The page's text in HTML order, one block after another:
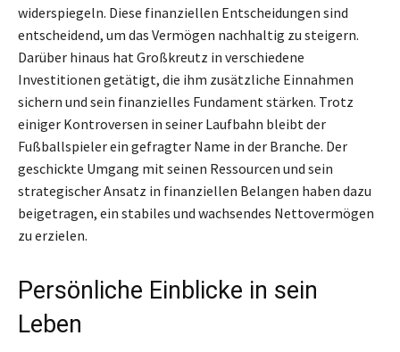
widerspiegeln. Diese finanziellen Entscheidungen sind
entscheidend, um das Vermögen nachhaltig zu steigern.
Darüber hinaus hat Großkreutz in verschiedene
Investitionen getätigt, die ihm zusätzliche Einnahmen
sichern und sein finanzielles Fundament stärken. Trotz
einiger Kontroversen in seiner Laufbahn bleibt der
Fußballspieler ein gefragter Name in der Branche. Der
geschickte Umgang mit seinen Ressourcen und sein
strategischer Ansatz in finanziellen Belangen haben dazu
beigetragen, ein stabiles und wachsendes Nettovermögen
zu erzielen.
Persönliche Einblicke in sein
Leben